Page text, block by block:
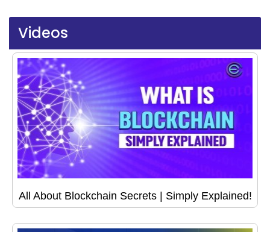
Videos
All About Blockchain Secrets | Simply Explained!